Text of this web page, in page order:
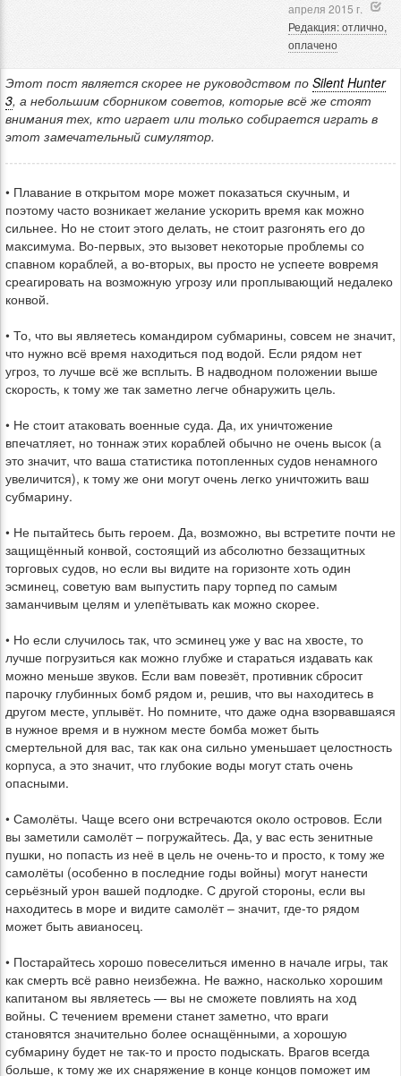
апреля 2015 г.
Редакция: отлично,
оплачено
Этот пост является скорее не руководством по Silent Hunter
3, а небольшим сборником советов, которые всё же стоят
внимания тех, кто играет или только собирается играть в
этот замечательный симулятор.
• Плавание в открытом море может показаться скучным, и
поэтому часто возникает желание ускорить время как можно
сильнее. Но не стоит этого делать, не стоит разгонять его до
максимума. Во-первых, это вызовет некоторые проблемы со
спавном кораблей, а во-вторых, вы просто не успеете вовремя
среагировать на возможную угрозу или проплывающий недалеко
конвой.
• То, что вы являетесь командиром субмарины, совсем не значит,
что нужно всё время находиться под водой. Если рядом нет
угроз, то лучше всё же всплыть. В надводном положении выше
скорость, к тому же так заметно легче обнаружить цель.
• Не стоит атаковать военные суда. Да, их уничтожение
впечатляет, но тоннаж этих кораблей обычно не очень высок (а
это значит, что ваша статистика потопленных судов ненамного
увеличится), к тому же они могут очень легко уничтожить ваш
субмарину.
• Не пытайтесь быть героем. Да, возможно, вы встретите почти не
защищённый конвой, состоящий из абсолютно беззащитных
торговых судов, но если вы видите на горизонте хоть один
эсминец, советую вам выпустить пару торпед по самым
заманчивым целям и улепётывать как можно скорее.
• Но если случилось так, что эсминец уже у вас на хвосте, то
лучше погрузиться как можно глубже и стараться издавать как
можно меньше звуков. Если вам повезёт, противник сбросит
парочку глубинных бомб рядом и, решив, что вы находитесь в
другом месте, уплывёт. Но помните, что даже одна взорвавшаяся
в нужное время и в нужном месте бомба может быть
смертельной для вас, так как она сильно уменьшает целостность
корпуса, а это значит, что глубокие воды могут стать очень
опасными.
• Самолёты. Чаще всего они встречаются около островов. Если
вы заметили самолёт – погружайтесь. Да, у вас есть зенитные
пушки, но попасть из неё в цель не очень-то и просто, к тому же
самолёты (особенно в последние годы войны) могут нанести
серьёзный урон вашей подлодке. С другой стороны, если вы
находитесь в море и видите самолёт – значит, где-то рядом
может быть авианосец.
• Постарайтесь хорошо повеселиться именно в начале игры, так
как смерть всё равно неизбежна. Не важно, насколько хорошим
капитаном вы являетесь — вы не сможете повлиять на ход
войны. С течением времени станет заметно, что враги
становятся значительно более оснащёнными, а хорошую
субмарину будет не так-то и просто подыскать. Врагов всегда
больше, к тому же их снаряжение в конце концов поможет им